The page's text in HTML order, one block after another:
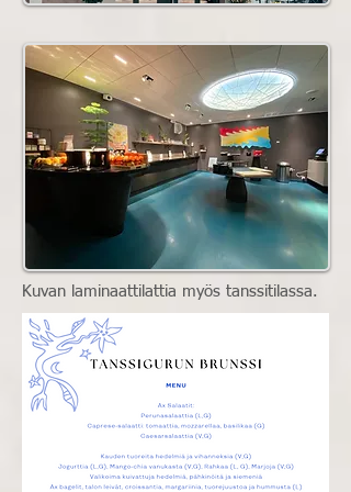
Kuvan laminaattilattia myös tanssitilassa.